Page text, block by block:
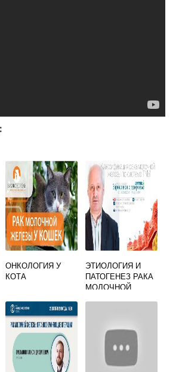
ОНКОЛОГИЯ У
КОТА
ЭТИОЛОГИЯ И
ПАТОГЕНЕЗ РАКА
МОЛОЧНОЙ